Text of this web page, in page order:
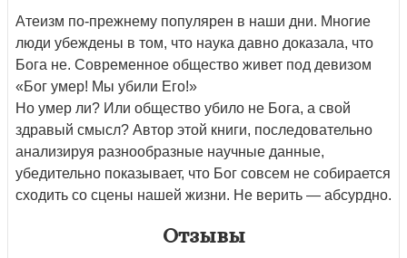
Атеизм по-прежнему популярен в наши дни. Многие
люди убеждены в том, что наука давно доказала, что
Бога не. Современное общество живет под девизом
«Бог умер! Мы убили Его!»
Но умер ли? Или общество убило не Бога, а свой
здравый смысл? Автор этой книги, последовательно
анализируя разнообразные научные данные,
убедительно показывает, что Бог совсем не собирается
сходить со сцены нашей жизни. Не верить — абсурдно.
Отзывы